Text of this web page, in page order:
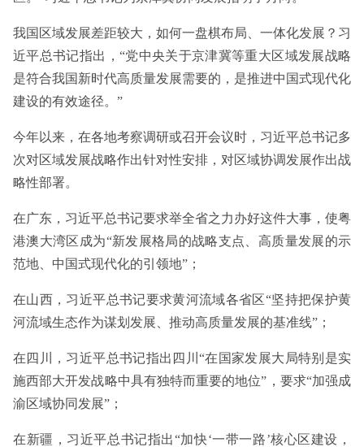
我国区域发展差距较大，如何一盘棋布局、一体化发展？习
近平总书记指出，“党中央关于京津冀等重大区域发展战略
是符合我国新时代高质量发展需要的，是推进中国式现代化
建设的有效途径。”
今年以来，在各地考察调研或召开会议时，习近平总书记多
次对区域发展战略作出针对性安排，对区域协调发展作出战
略性部署。
在广东，习近平总书记要求举全省之力办好这件大事，使粤
港澳大湾区成为“新发展格局的战略支点、高质量发展的示
范地、中国式现代化的引领地”；
在山西，习近平总书记要求黄河流域各省区“坚持把保护黄
河流域生态作为谋划发展、推动高质量发展的基准线”；
在四川，习近平总书记指出四川“在国家发展大局特别是实
施西部大开发战略中具有独特而重要的地位”，要求“加强成
渝区域协同发展”；
在新疆，习近平总书记指出“加快‘一带一路’核心区建设，